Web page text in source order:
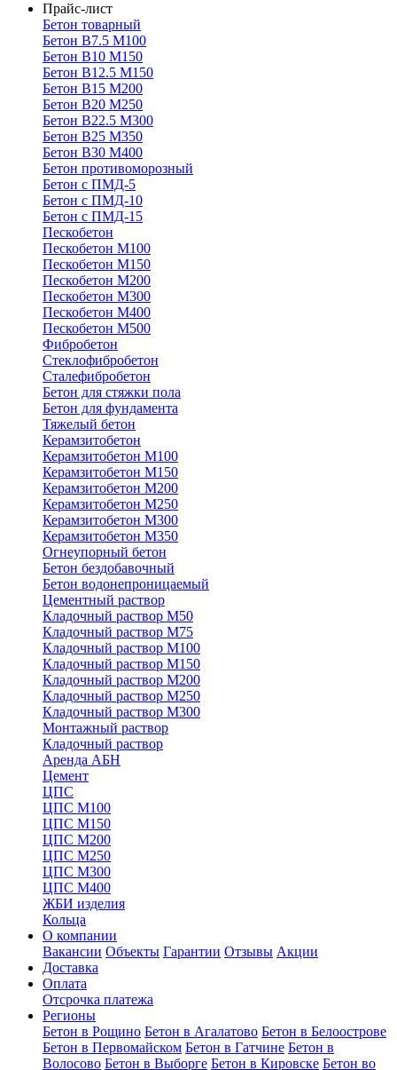
Прайс-лист
Бетон товарный
Бетон В7.5 М100
Бетон В10 М150
Бетон В12.5 М150
Бетон В15 М200
Бетон В20 М250
Бетон В22.5 М300
Бетон В25 М350
Бетон В30 М400
Бетон противоморозный
Бетон с ПМД-5
Бетон с ПМД-10
Бетон с ПМД-15
Пескобетон
Пескобетон М100
Пескобетон М150
Пескобетон М200
Пескобетон М300
Пескобетон М400
Пескобетон М500
Фибробетон
Стеклофибробетон
Сталефибробетон
Бетон для стяжки пола
Бетон для фундамента
Тяжелый бетон
Керамзитобетон
Керамзитобетон М100
Керамзитобетон М150
Керамзитобетон М200
Керамзитобетон М250
Керамзитобетон М300
Керамзитобетон М350
Огнеупорный бетон
Бетон бездобавочный
Бетон водонепроницаемый
Цементный раствор
Кладочный раствор М50
Кладочный раствор М75
Кладочный раствор М100
Кладочный раствор М150
Кладочный раствор М200
Кладочный раствор М250
Кладочный раствор М300
Монтажный раствор
Кладочный раствор
Аренда АБН
Цемент
ЦПС
ЦПС М100
ЦПС М150
ЦПС М200
ЦПС М250
ЦПС М300
ЦПС М400
ЖБИ изделия
Кольца
О компании
Вакансии Объекты Гарантии Отзывы Акции
Доставка
Оплата
Отсрочка платежа
Регионы
Бетон в Рощино Бетон в Агалатово Бетон в Белоострове
Бетон в Первомайском Бетон в Гатчине Бетон в
Волосово Бетон в Выборге Бетон в Кировске Бетон во